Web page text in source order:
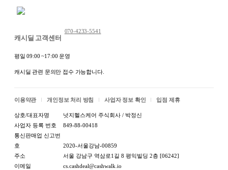
캐시딜 고객센터
070-4233-5541
평일 09:00 ~17:00 운영
캐시딜 관련 문의만 접수 가능합니다.
이용약관 개인정보 처리 방침 사업자 정보 확인 입점 제휴
상호/대표자명
넛지헬스케어 주식회사 / 박정신
사업자 등록 번호
849-88-00418
통신판매업 신고번
호
2020-서울강남-00859
주소
서울 강남구 역삼로1길 8 평익빌딩 2층 [06242]
이메일
cs.cashdeal@cashwalk.io